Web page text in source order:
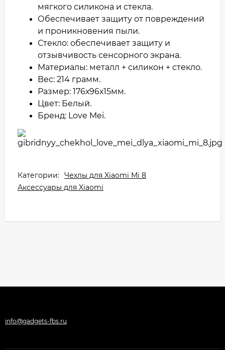
мягкого силикона и стекла.
Обеспечивает защиту от повреждений
и проникновения пыли.
Стекло: обеспечивает защиту и
отзывчивость сенсорного экрана.
Материалы: металл + силикон + стекло.
Вес: 214 грамм.
Размер: 176х96х15мм.
Цвет: Белый.
Бренд: Love Mei.
Категории: Чехлы для Xiaomi Mi 8
Аксессуары для Xiaomi
info@gadgets-fbs.ru